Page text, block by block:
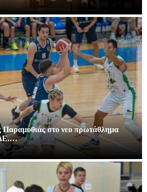
Παραμυθιάς στο νεο πρωτάθλημα